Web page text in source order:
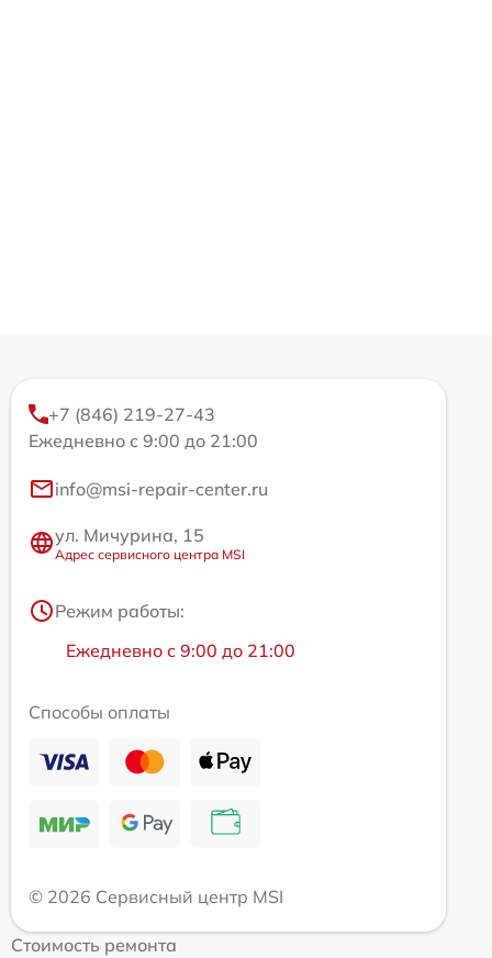
+7 (846) 219-27-43
Ежедневно с 9:00 до 21:00
info@msi-repair-center.ru
ул. Мичурина, 15
Адрес сервисного центра MSI
Режим работы:
Ежедневно с 9:00 до 21:00
Способы оплаты
© 2026 Сервисный центр MSI
Стоимость ремонта